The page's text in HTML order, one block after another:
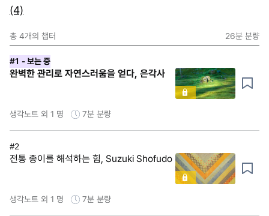
(4)
총 4개의 챕터 26분 분량
#1 - 보는 중
완벽한 관리로 자연스러움을 얻다, 은각사
생각노트 외 1 명 7분 분량
#2
전통 종이를 해석하는 힘, Suzuki Shofudo
생각노트 외 1 명 7분 분량